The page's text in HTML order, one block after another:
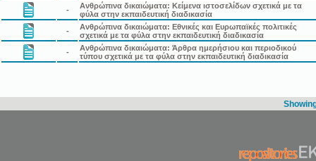
-
Ανθρώπινα δικαιώματα: Κείμενα ιστοσελίδων σχετικά με τα
φύλα στην εκπαιδευτική διαδικασία
-
Ανθρώπινα δικαιώματα: Εθνικές και Ευρωπαϊκές πολιτικές
σχετικά με τα φύλα στην εκπαιδευτική διαδικασία
-
Ανθρώπινα δικαιώματα: Άρθρα ημερήσιου και περιοδικού
τύπου σχετικά με τα φύλα στην εκπαιδευτική διαδικασία